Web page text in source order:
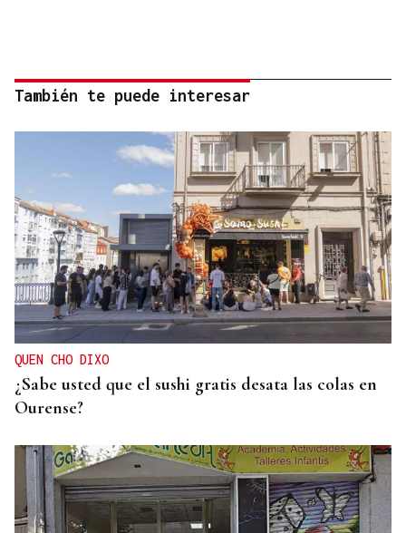
También te puede interesar
QUEN CHO DIXO
¿Sabe usted que el sushi gratis desata las colas en
Ourense?